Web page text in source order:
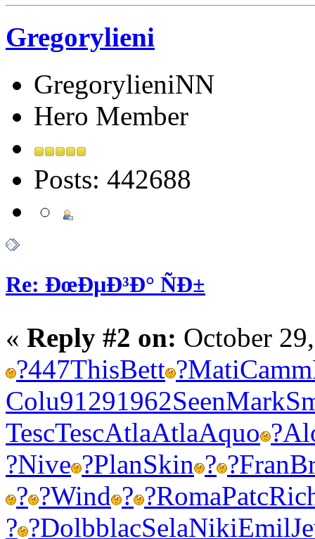
Gregorylieni
GregorylieniNN
Hero Member
Posts: 442688
Re: ÐœÐµÐ³Ð° ÑÐ±
« Reply #2 on: October
?447ThisBett ?MatiCamm
Colu91291962SeenMark
TescTescAtlaAtlaAquo ?
?Nive ?PlanSkin ? ?Fran
? ?Wind ? ?RomaPatc
? ?DolbblacSelaNikiEmil